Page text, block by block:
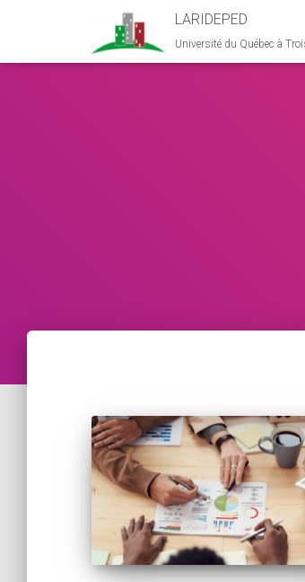
LARIDEPED
Université du Québec à